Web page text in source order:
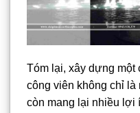
Tóm lại, xây dựng một
công viên không chỉ là
còn mang lại nhiều lợi